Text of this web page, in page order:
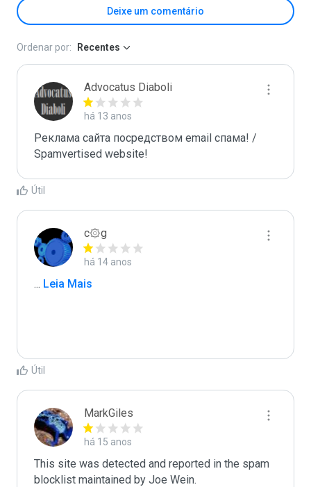
Deixe um comentário
Ordenar por: Recentes
Advocatus Diaboli
há 13 anos
Реклама сайта посредством email спама! /
Spamvertised website!
Útil
c۞g
há 14 anos
... Leia Mais
Útil
MarkGiles
há 15 anos
This site was detected and reported in the spam
blocklist maintained by Joe Wein.